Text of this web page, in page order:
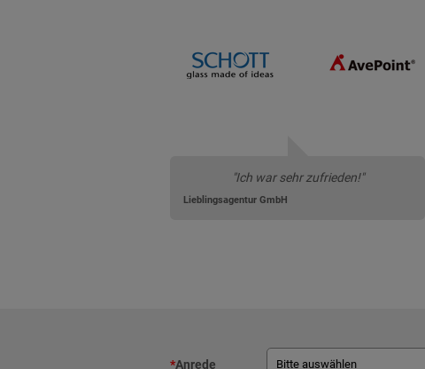
"Ich war sehr zufrieden!"
Lieblingsagentur GmbH
*Anrede